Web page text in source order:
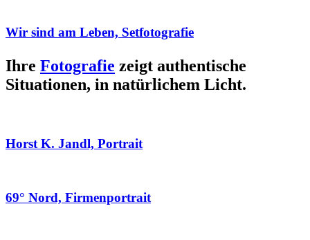
Wir sind am Leben, Setfotografie
Ihre Fotografie zeigt authentische
Situationen, in natürlichem Licht.
Horst K. Jandl, Portrait
69° Nord, Firmenportrait